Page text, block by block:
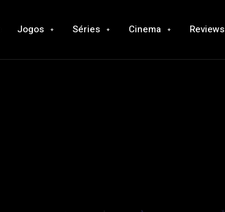
Jogos Séries Cinema Reviews